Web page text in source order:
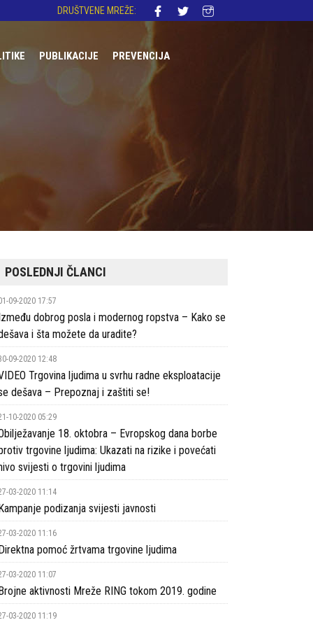
DRUŠTVENE MREŽE:
REGULATIVA
PUBLIKACIJE PREVENCIJA
POSLEDNJI ČLANCI
09-2020 17:57
dobrog posla i modernog ropstva – Kako se
i šta možete da uradite?
09-2020 12:48
Trgovina ljudima u svrhu radne eksploatacije
dešava – Prepoznaj i zaštiti se!
10-2020 05:29
18. oktobra – Evropskog dana borbe
trgovine ljudima: Ukazati na rizike i povećati
svijesti o trgovini ljudima
03-2020 11:14
podizanja svijesti javnosti
03-2020 11:16
pomoć žrtvama trgovine ljudima
03-2020 11:07
aktivnosti Mreže RING tokom 2019. godine
03-2020 11:19